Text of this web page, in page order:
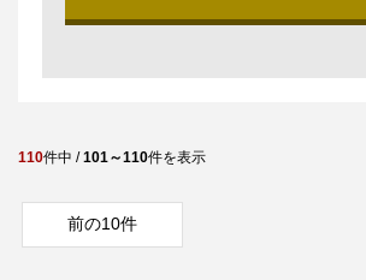
110件中 /101～110件を表示
前の10件